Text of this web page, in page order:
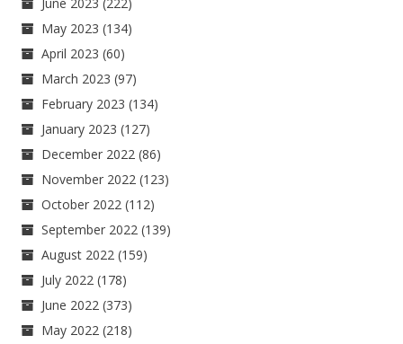
June 2023 (222)
May 2023 (134)
April 2023 (60)
March 2023 (97)
February 2023 (134)
January 2023 (127)
December 2022 (86)
November 2022 (123)
October 2022 (112)
September 2022 (139)
August 2022 (159)
July 2022 (178)
June 2022 (373)
May 2022 (218)